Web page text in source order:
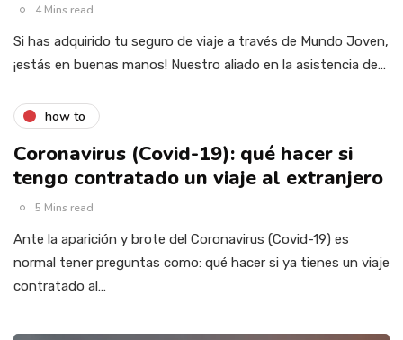
4 Mins read
Si has adquirido tu seguro de viaje a través de Mundo Joven,
¡estás en buenas manos! Nuestro aliado en la asistencia de…
how to
Coronavirus (Covid-19): qué hacer si
tengo contratado un viaje al extranjero
5 Mins read
Ante la aparición y brote del Coronavirus (Covid-19) es
normal tener preguntas como: qué hacer si ya tienes un viaje
contratado al…